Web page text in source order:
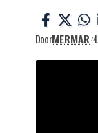
DoorMERMAR